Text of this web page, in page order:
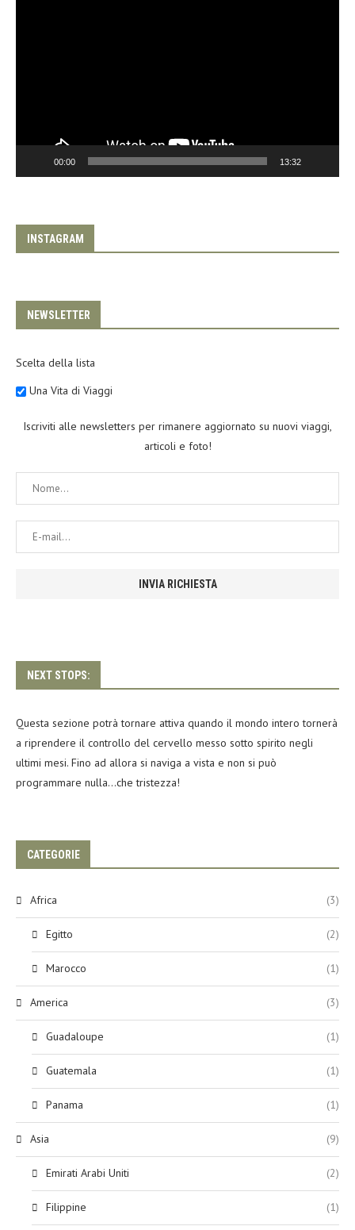
00:00 13:32
INSTAGRAM
NEWSLETTER
Scelta della lista
Una Vita di Viaggi
Iscriviti alle newsletters per rimanere aggiornato su nuovi viaggi,
articoli e foto!
NEXT STOPS:
Questa sezione potrà tornare attiva quando il mondo intero tornerà
a riprendere il controllo del cervello messo sotto spirito negli
ultimi mesi. Fino ad allora si naviga a vista e non si può
programmare nulla…che tristezza!
CATEGORIE
Africa (3)
Egitto (2)
Marocco (1)
America (3)
Guadaloupe (1)
Guatemala (1)
Panama (1)
Asia (9)
Emirati Arabi Uniti (2)
Filippine (1)